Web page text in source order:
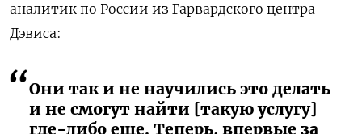
аналитик по России из Гарвардского центра
Дэвиса:
Они так и не научились это делать
и не смогут найти [такую услугу]
где-либо еще. Теперь, впервые за